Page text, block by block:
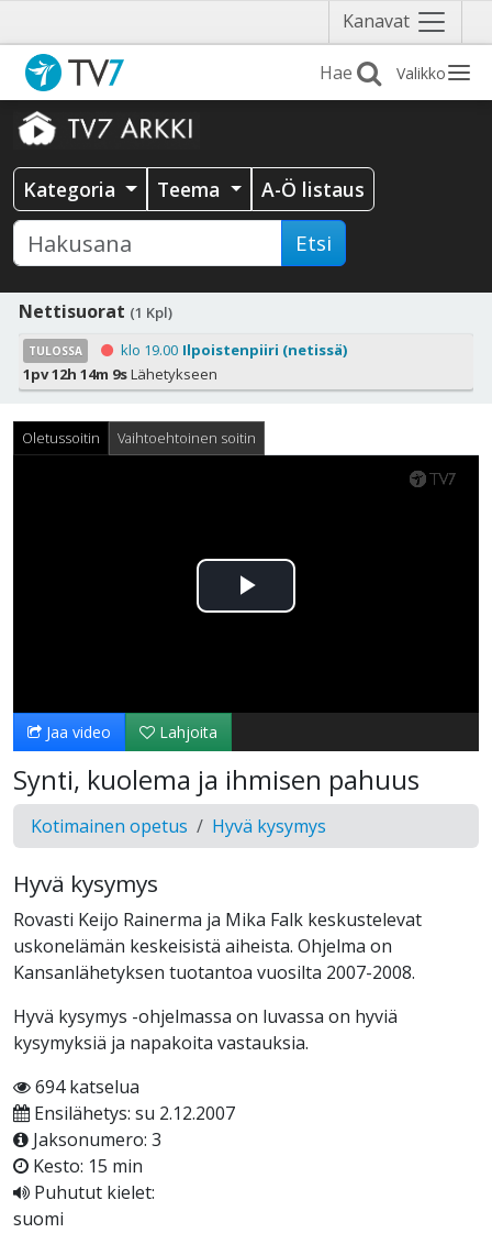
Kanavat Näytä
valikko
Valikko
Kategoria Teema A-Ö listaus
Etsi
Nettisuorat (1 Kpl)
TULOSSA klo 19.00 Ilpoistenpiiri (netissä)
1pv 12h 14m 7sLähetykseen
Oletussoitin Vaihtoehtoinen soitin
Toista
Jaa video Lahjoita
Synti, kuolema ja ihmisen pahuus
Kotimainen opetus Hyvä kysymys
Hyvä kysymys
Rovasti Keijo Rainerma ja Mika Falk keskustelevat
uskonelämän keskeisistä aiheista. Ohjelma on
Kansanlähetyksen tuotantoa vuosilta 2007-2008.
Hyvä kysymys -ohjelmassa on luvassa on hyviä
kysymyksiä ja napakoita vastauksia.
694 katselua
Ensilähetys: su 2.12.2007
Jaksonumero: 3
Kesto: 15 min
Puhutut kielet:
suomi